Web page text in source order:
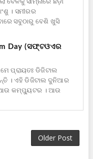
। ସମୀରର
ସବୁଠାରୁ ବେଶି ଖୁସି
Day (ସଫ୍ଟଓଏର
ପ୍ରାୟତଃ ଡିଜିଟାଲ
। ଏହି ଡିଜିଟାଲ ଦୁନିଆର
ଆଉ କମ୍ପ୍ୟୁଟର । ଆଉ
Older Post